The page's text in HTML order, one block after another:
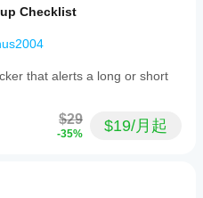
Checklist
that alerts a long or short
$29
-35% $19/月起